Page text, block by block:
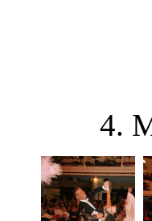
4.